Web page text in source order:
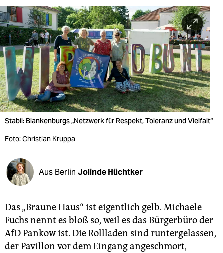
berlin
nord
wahrheit
verlag
verlag
veranstaltungen
shop
fragen & hilfe
unterstützen
genossenschaft
epaper login
Stabil: Blankenburgs „Netzwerk für Respekt, Toleranz und Vielfalt“
Foto: Christian Kruppa
Aus Berlin Jolinde Hüchtker
Das „Braune Haus“ ist eigentlich gelb. Michaele
Fuchs nennt es bloß so, weil es das Bürgerbüro der
AfD Pankow ist. Die Rollladen sind runtergelassen,
der Pavillon vor dem Eingang angeschmort,